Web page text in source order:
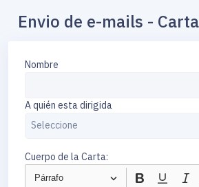
Envio de e-mails -
Nombre
A quién esta dirigida
Seleccione
Cuerpo de la Carta:
Párrafo